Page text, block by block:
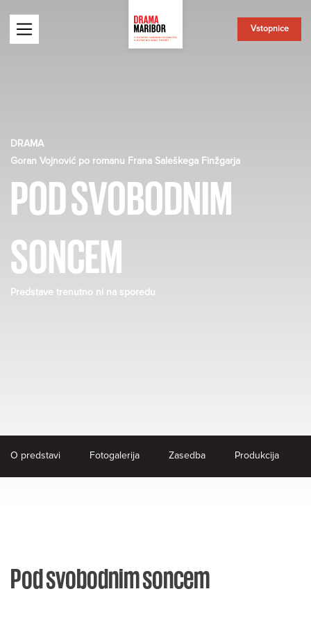
Vstopnice
DRAMA
Goran Vojnović po romanu Frana Saleškega Finžgarja
POD SVOBODNIM
SONCEM
Predstave trenutno ni na sporedu
O predstavi Fotogalerija Zasedba Produkcija
Pod svobodnim soncem